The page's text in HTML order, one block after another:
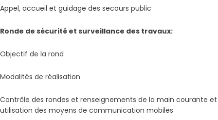
Appel, accueil et guidage des secours public
Ronde de sécurité et surveillance des travaux:
Objectif de la rond
Modalités de réalisation
Contrôle des rondes et renseignements de la main courante et
utilisation des moyens de communication mobiles